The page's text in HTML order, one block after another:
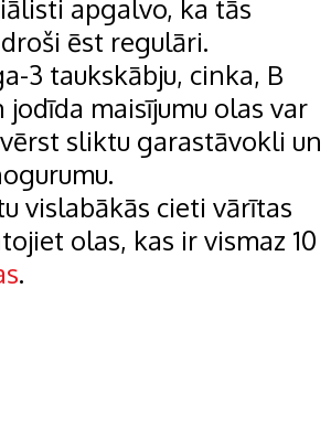
apgalvo, ka tās
ēst regulāri.
3 taukskābju, cinka, B
jodīda maisījumu olas var
sliktu garastāvokli un
vislabākās cieti vārītas
olas, kas ir vismaz 10
.